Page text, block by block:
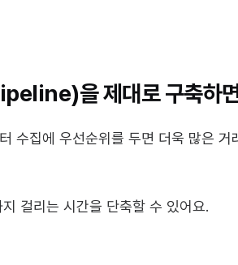
을 제대로 구축하
수집에 우선순위를 두면 더욱 많은 거
걸리는 시간을 단축할 수 있어요.